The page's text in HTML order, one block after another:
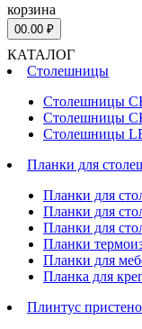
корзина
00.00 ₽
КАТАЛОГ
Столешницы
Столешницы
Столешницы
Столешницы
Планки для
Планки для
Планки для
Планки для
Планки
Планки для
Планка для
Плинтус